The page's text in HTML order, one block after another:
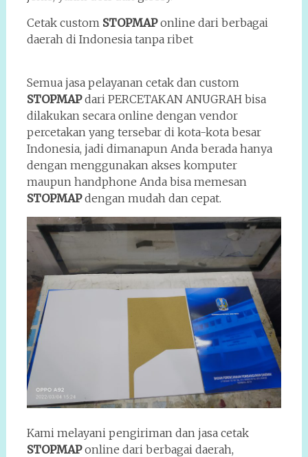
Cetak custom STOPMAPonline dari berbagai
daerah di Indonesia tanpa ribet
Semua jasa pelayanan cetak dan custom
STOPMAPdari PERCETAKAN ANUGRAH bisa
dilakukan secara online dengan vendor
percetakan yang tersebar di kota-kota besar
Indonesia, jadi dimanapun Anda berada hanya
dengan menggunakan akses komputer
maupun handphone Anda bisa memesan
STOPMAPdengan mudah dan cepat.
Kami melayani pengiriman dan jasa cetak
STOPMAPonline dari berbagai daerah,